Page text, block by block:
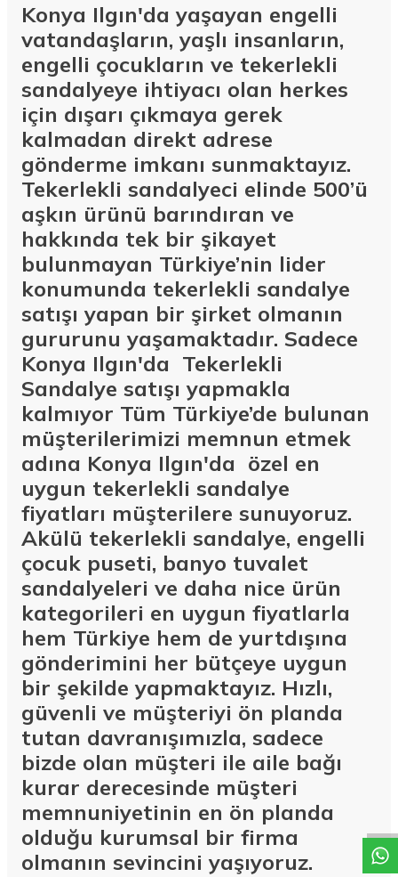
Konya Ilgın'da yaşayan engelli
vatandaşların, yaşlı insanların,
engelli çocukların ve tekerlekli
sandalyeye ihtiyacı olan herkes
için dışarı çıkmaya gerek
kalmadan direkt adrese
gönderme imkanı sunmaktayız.
Tekerlekli sandalyeci elinde 500’ü
aşkın ürünü barındıran ve
hakkında tek bir şikayet
bulunmayan Türkiye’nin lider
konumunda tekerlekli sandalye
satışı yapan bir şirket olmanın
gururunu yaşamaktadır. Sadece
Konya Ilgın'da Tekerlekli
Sandalye satışı yapmakla
kalmıyor Tüm Türkiye’de bulunan
müşterilerimizi memnun etmek
adına Konya Ilgın'da özel en
uygun tekerlekli sandalye
fiyatları müşterilere sunuyoruz.
Akülü tekerlekli sandalye, engelli
çocuk puseti, banyo tuvalet
sandalyeleri ve daha nice ürün
kategorileri en uygun fiyatlarla
hem Türkiye hem de yurtdışına
gönderimini her bütçeye uygun
bir şekilde yapmaktayız. Hızlı,
güvenli ve müşteriyi ön planda
tutan davranışımızla, sadece
bizde olan müşteri ile aile bağı
kurar derecesinde müşteri
memnuniyetinin en ön planda
olduğu kurumsal bir firma
olmanın sevincini yaşıyoruz.